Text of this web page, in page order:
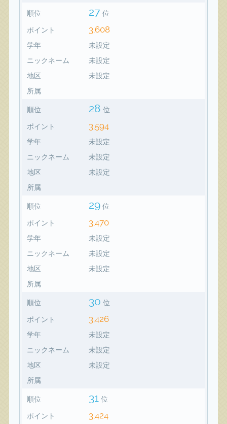
順位 27 位
ポイント 3,608
学年
未設定
ニックネーム
未設定
地区
未設定
所属
順位 28 位
ポイント 3,594
学年
未設定
ニックネーム
未設定
地区
未設定
所属
順位 29 位
ポイント 3,470
学年
未設定
ニックネーム
未設定
地区
未設定
所属
順位 30 位
ポイント 3,426
学年
未設定
ニックネーム
未設定
地区
未設定
所属
順位 31 位
ポイント 3,424